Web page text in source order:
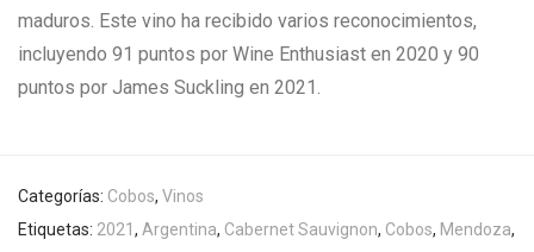
maduros. Este vino ha recibido varios reconocimientos,
incluyendo 91 puntos por Wine Enthusiast en 2020 y 90
puntos por James Suckling en 2021.
Categorías: Cobos, Vinos
Etiquetas: 2021 , Argentina, Cabernet Sauvignon, Cobos, Mendoza,